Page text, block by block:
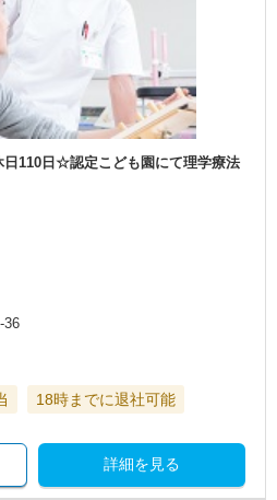
日110日☆認定こども園にて理学療法
36
18時までに退社可能
詳細を見る